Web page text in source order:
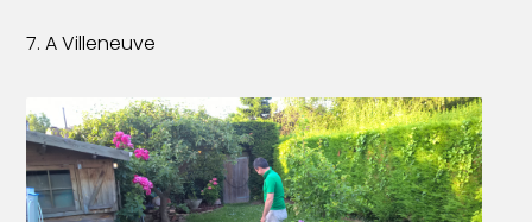
7. A Villeneuve